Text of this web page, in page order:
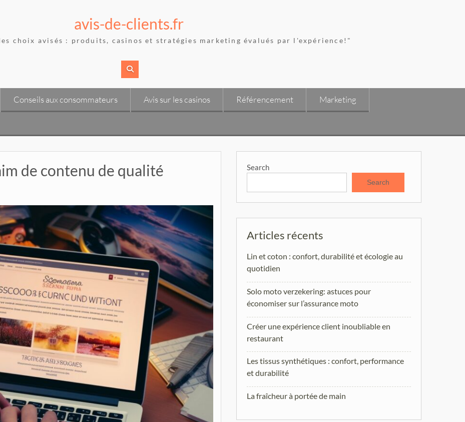
avis-de-clients.fr
choix avisés : produits, casinos et stratégies marketing évalués par l'expérience!"
Conseils aux consommateurs Avis sur les casinos Référencement Marketing
de contenu de qualité Search
Search
Articles récents
Lin et coton : confort, durabilité et écologie au
quotidien
Solo moto verzekering: astuces pour
économiser sur l’assurance moto
Créer une expérience client inoubliable en
restaurant
Les tissus synthétiques : confort, performance
et durabilité
La fraîcheur à portée de main